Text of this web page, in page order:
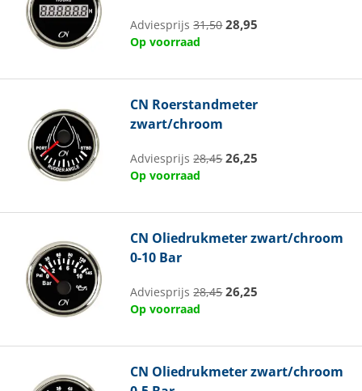
Adviesprijs31,50 28,95
Op voorraad
CN Roerstandmeter
zwart/chroom
Adviesprijs28,45 26,25
Op voorraad
CN Oliedrukmeter zwart/chroom
0-10 Bar
Adviesprijs28,45 26,25
Op voorraad
CN Oliedrukmeter zwart/chroom